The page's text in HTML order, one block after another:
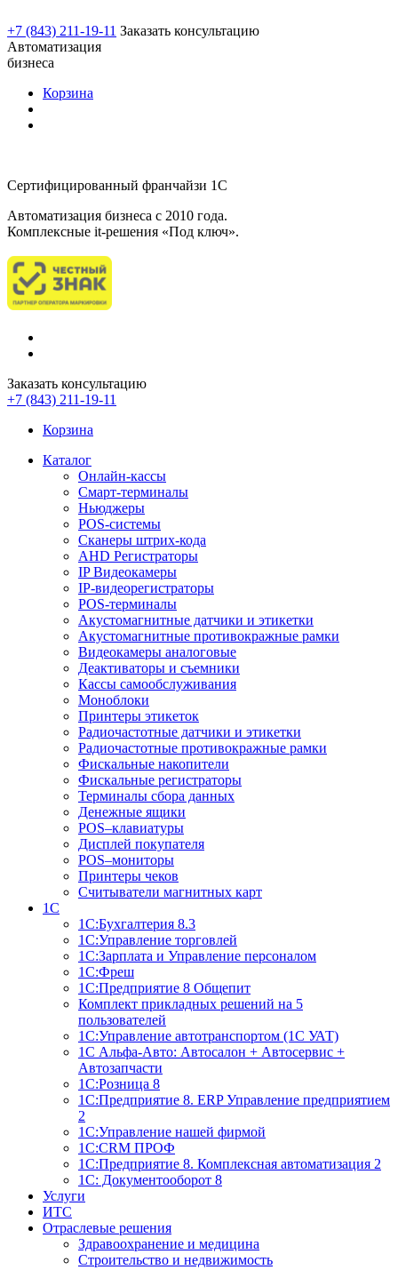
+7 (843) 211-19-11 Заказать консультацию
Автоматизация
бизнеса
Корзина
Сертифицированный франчайзи 1С
Автоматизация бизнеса c 2010 года.
Комплексные it-решения «Под ключ».
Заказать консультацию
+7 (843) 211-19-11
Корзина
Каталог
Онлайн-кассы
Смарт-терминалы
Ньюджеры
POS-системы
Сканеры штрих-кода
AHD Регистраторы
IP Видеокамеры
IP-видеорегистраторы
POS-терминалы
Акустомагнитные датчики и этикетки
Акустомагнитные противокражные рамки
Видеокамеры аналоговые
Деактиваторы и съемники
Кассы самообслуживания
Моноблоки
Принтеры этикеток
Радиочастотные датчики и этикетки
Радиочастотные противокражные рамки
Фискальные накопители
Фискальные регистраторы
Терминалы сбора данных
Денежные ящики
POS–клавиатуры
Дисплей покупателя
POS–мониторы
Принтеры чеков
Считыватели магнитных карт
1С
1С:Бухгалтерия 8.3
1С:Управление торговлей
1С:Зарплата и Управление персоналом
1С:Фреш
1С:Предприятие 8 Общепит
Комплект прикладных решений на 5
пользователей
1С:Управление автотранспортом (1С УАТ)
1С Альфа-Авто: Автосалон + Автосервис +
Автозапчасти
1С:Розница 8
1С:Предприятие 8. ERP Управление предприятием
2
1С:Управление нашей фирмой
1С:CRM ПРОФ
1С:Предприятие 8. Комплексная автоматизация 2
1С: Документооборот 8
Услуги
ИТС
Отраслевые решения
Здравоохранение и медицина
Строительство и недвижимость